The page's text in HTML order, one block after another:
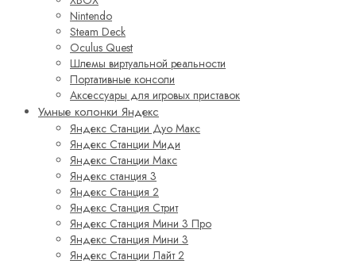
Nintendo
Steam Deck
Oculus Quest
Шлемы виртуальной реальности
Портативные консоли
Аксессуары для игровых приставок
Умные колонки Яндекс
Яндекс Станции Дуо Макс
Яндекс Станции Миди
Яндекс Станции Макс
Яндекс станция 3
Яндекс Станция 2
Яндекс Станция Стрит
Яндекс Станция Мини 3 Про
Яндекс Станция Мини 3
Яндекс Станции Лайт 2